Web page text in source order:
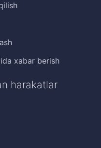
xabar berish
harakatlar